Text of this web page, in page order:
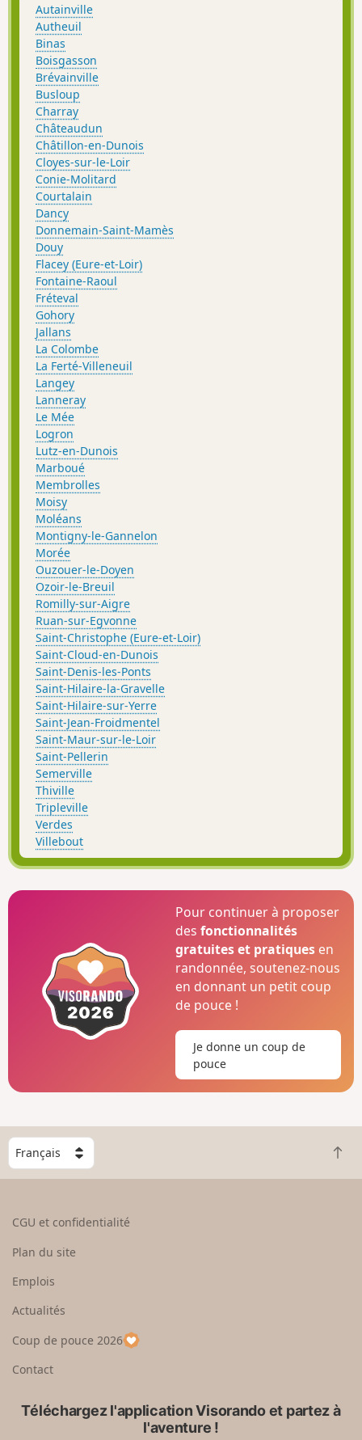
Autainville
Autheuil
Binas
Boisgasson
Brévainville
Busloup
Charray
Châteaudun
Châtillon-en-Dunois
Cloyes-sur-le-Loir
Conie-Molitard
Courtalain
Dancy
Donnemain-Saint-Mamès
Douy
Flacey (Eure-et-Loir)
Fontaine-Raoul
Fréteval
Gohory
Jallans
La Colombe
La Ferté-Villeneuil
Langey
Lanneray
Le Mée
Logron
Lutz-en-Dunois
Marboué
Membrolles
Moisy
Moléans
Montigny-le-Gannelon
Morée
Ouzouer-le-Doyen
Ozoir-le-Breuil
Romilly-sur-Aigre
Ruan-sur-Egvonne
Saint-Christophe (Eure-et-Loir)
Saint-Cloud-en-Dunois
Saint-Denis-les-Ponts
Saint-Hilaire-la-Gravelle
Saint-Hilaire-sur-Yerre
Saint-Jean-Froidmentel
Saint-Maur-sur-le-Loir
Saint-Pellerin
Semerville
Thiville
Tripleville
Verdes
Villebout
Pour continuer à proposer
desfonctionnalités
gratuites et pratiques en
randonnée, soutenez-nous
en donnant un petit coup
de pouce !
Je donne un coup de
pouce
C
h
o
e
u
p
a
R
e
CGU et confidentialité
Plan du site
Emplois
Actualités
Coup de pouce 2026
Contact
Téléchargez l'application Visorando et partez à
l'aventure !